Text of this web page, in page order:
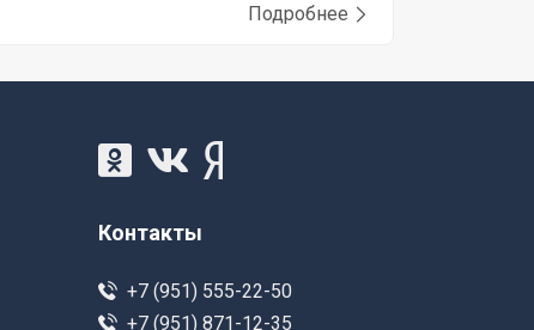
Подробнее
Контакты
+7 (951) 555-22-50
+7 (951) 871-12-35